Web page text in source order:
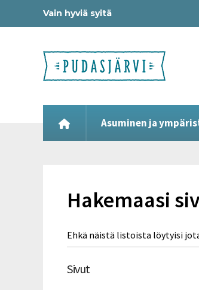
Vain hyviä syitä
Asuminen ja
Hakemaasi
Ehkä näistä listoista löytyisi
Sivut